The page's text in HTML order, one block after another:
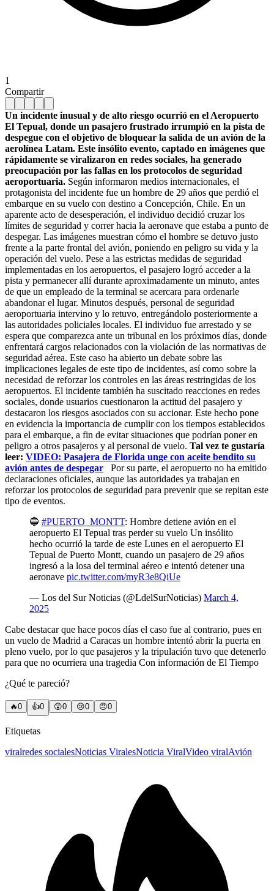
1
Compartir
Un incidente inusual y de alto riesgo ocurrió en el Aeropuerto
El Tepual, donde un pasajero frustrado irrumpió en la pista de
despegue con el objetivo de bloquear la salida de un avión de la
aerolínea Latam. Este insólito evento, captado en imágenes que
rápidamente se viralizaron en redes sociales, ha generado
preocupación por las fallas en los protocolos de seguridad
aeroportuaria. Según informaron medios internacionales, el
protagonista del incidente fue un hombre de 29 años que perdió el
embarque en su vuelo con destino a Concepción, Chile. En un
aparente acto de desesperación, el individuo decidió cruzar los
límites de seguridad y correr hacia la aeronave que estaba a punto de
despegar. Las imágenes muestran cómo el hombre se detuvo justo
frente a la parte frontal del avión, poniendo en peligro su vida y la
operación del vuelo. Pese a las estrictas medidas de seguridad
implementadas en los aeropuertos, el pasajero logró acceder a la
pista y permanecer allí durante aproximadamente un minuto, antes
de que un empleado de la terminal se acercara para ordenarle
abandonar el lugar. Minutos después, personal de seguridad
aeroportuaria intervino y lo retuvo, entregándolo posteriormente a
las autoridades policiales locales. El individuo fue arrestado y se
espera que comparezca ante un tribunal en los próximos días, donde
enfrentará cargos relacionados con la violación de las normativas de
seguridad aérea. Este caso ha abierto un debate sobre las
implicaciones legales de este tipo de incidentes, así como sobre la
necesidad de reforzar los controles en las áreas restringidas de los
aeropuertos. El incidente también ha suscitado reacciones en redes
sociales, donde usuarios cuestionaron la actitud del pasajero y
destacaron los riesgos asociados con su accionar. Este hecho pone
en evidencia la importancia de cumplir con los tiempos establecidos
para el embarque, a fin de evitar situaciones que podrían poner en
peligro a otros pasajeros y al personal de vuelo. Tal vez te gustaría
leer: VIDEO: Pasajera de Florida unge con aceite bendito su
avión antes de despegar Por su parte, el aeropuerto no ha emitido
declaraciones oficiales, aunque las autoridades ya trabajan en
reforzar los protocolos de seguridad para prevenir que se repitan este
tipo de eventos.
🔵 #PUERTO_MONTT: Hombre detiene avión en el
aeropuerto El Tepual tras perder su vuelo Un insólito
hecho ocurrió la tarde de este Lunes en el aeropuerto El
Tepual de Puerto Montt, cuando un pasajero de 29 años
ingresó a la losa del terminal aéreo e intentó detener una
aeronave pic.twitter.com/myR3e8QiUe
— Los del Sur Noticias (@LdelSurNoticias) March 4,
2025
Cabe destacar que hace pocos días el caso fue al contrario, pues en
un vuelo de Madrid a Caracas un hombre intentó abrir la puerta en
pleno vuelo, por lo que pasajeros y la tripulación tuvo que detenerlo
para que no ocurriera una tragedia Con información de El Tiempo
¿Qué te pareció?
🔥0 👍0 😲0 😢0 😠0
Etiquetas
viralredes socialesNoticias ViralesNoticia ViralVideo viralAvión